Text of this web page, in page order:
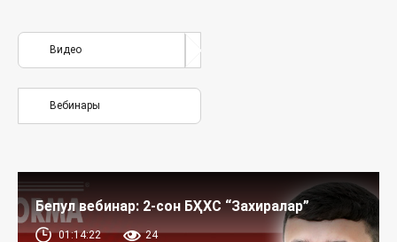
Видео
Вебинары
Бепул вебинар: 2-сон БҲХС “Захиралар”
01:14:22 24